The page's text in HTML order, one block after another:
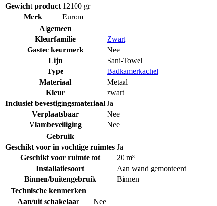
Gewicht product 12100 gr
Merk
Eurom
Algemeen
Kleurfamilie
Zwart
Gastec keurmerk
Nee
Lijn
Sani-Towel
Type
Badkamerkachel
Materiaal
Metaal
Kleur
zwart
Inclusief bevestigingsmateriaal Ja
Verplaatsbaar
Nee
Vlambeveiliging
Nee
Gebruik
Geschikt voor in vochtige ruimtes Ja
Geschikt voor ruimte tot
20 m³
Installatiesoort
Aan wand gemonteerd
Binnen/buitengebruik
Binnen
Technische kenmerken
Aan/uit schakelaar
Nee